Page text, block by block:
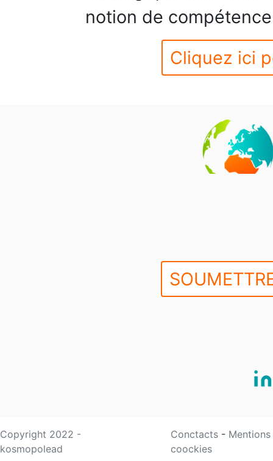
notion de
Cliquez ici
Copyright 2022 -
kosmopolead
Conctacts -
coockies